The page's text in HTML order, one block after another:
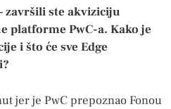
završili ste akviziciju
platforme PwC-a. Kako je
i što će sve Edge
jer je PwC prepoznao Fonou